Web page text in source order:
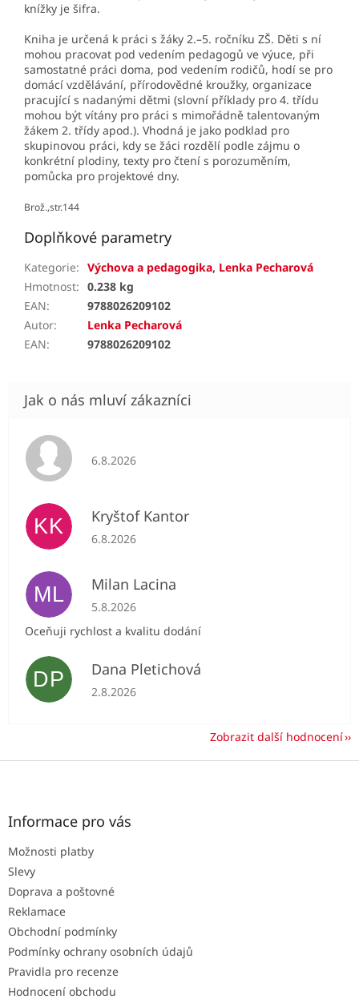
knížky je šifra.
Kniha je určená k práci s žáky 2.–5. ročníku ZŠ. Děti s ní
mohou pracovat pod vedením pedagogů ve výuce, při
samostatné práci doma, pod vedením rodičů, hodí se pro
domácí vzdělávání, přírodovědné kroužky, organizace
pracující s nadanými dětmi (slovní příklady pro 4. třídu
mohou být vítány pro práci s mimořádně talentovaným
žákem 2. třídy apod.). Vhodná je jako podklad pro
skupinovou práci, kdy se žáci rozdělí podle zájmu o
konkrétní plodiny, texty pro čtení s porozuměním,
pomůcka pro projektové dny.
Brož.,str.144
Doplňkové parametry
Kategorie: Výchova a pedagogika, Lenka Pecharová
Hmotnost: 0.238 kg
EAN:
9788026209102
Autor:
Lenka Pecharová
EAN: 9788026209102
Hodnocení obchodu je 5 z 5 hvězdiček.
6.8.2026
KK Kryštof Kantor
Hodnocení obchodu je 5 z 5 hvězdiček.
6.8.2026
ML Milan Lacina
Hodnocení obchodu je 5 z 5 hvězdiček.
5.8.2026
Oceňuji rychlost a kvalitu dodání
DP Dana Pletichová
Hodnocení obchodu je 5 z 5 hvězdiček.
2.8.2026
Zobrazit další hodnocení
Z
Informace pro vás
Možnosti platby
Slevy
Doprava a poštovné
Reklamace
Obchodní podmínky
Podmínky ochrany osobních údajů
Pravidla pro recenze
Hodnocení obchodu